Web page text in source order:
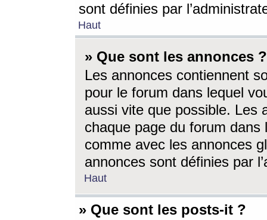
sont définies par
Haut
» Que sont les annonces ?
Les annonces contiennent
pour le forum dans lequel
aussi vite que possible. Les
chaque page du forum dans
comme avec les annonces
annonces sont définies par
Haut
» Que sont les posts-it ?